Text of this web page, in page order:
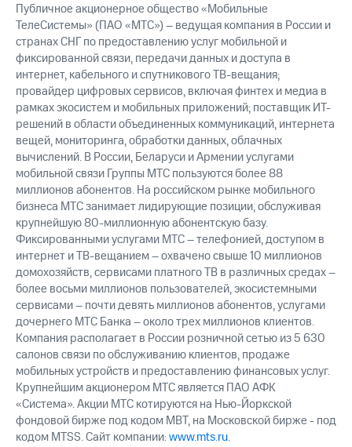
Публичное акционерное общество «Мобильные
ТелеСистемы» (ПАО «МТС») – ведущая компания в России и
странах СНГ по предоставлению услуг мобильной и
фиксированной связи, передачи данных и доступа в
интернет, кабельного и спутникового ТВ-вещания;
провайдер цифровых сервисов, включая финтех и медиа в
рамках экосистем и мобильных приложений; поставщик ИТ-
решений в области объединенных коммуникаций, интернета
вещей, мониторинга, обработки данных, облачных
вычислений. В России, Беларуси и Армении услугами
мобильной связи Группы МТС пользуются более 88
миллионов абонентов. На российском рынке мобильного
бизнеса МТС занимает лидирующие позиции, обслуживая
крупнейшую 80-миллионную абонентскую базу.
Фиксированными услугами МТС – телефонией, доступом в
интернет и ТВ-вещанием – охвачено свыше 10 миллионов
домохозяйств, сервисами платного ТВ в различных средах –
более восьми миллионов пользователей, экосистемными
сервисами – почти девять миллионов абонентов, услугами
дочернего МТС Банка – около трех миллионов клиентов.
Компания располагает в России розничной сетью из 5 630
салонов связи по обслуживанию клиентов, продаже
мобильных устройств и предоставлению финансовых услуг.
Крупнейшим акционером МТС является ПАО АФК
«Система». Акции МТС котируются на Нью-Йоркской
фондовой бирже под кодом MBT, на Московской бирже - под
кодом MTSS. Сайт компании:www.mts.ru.